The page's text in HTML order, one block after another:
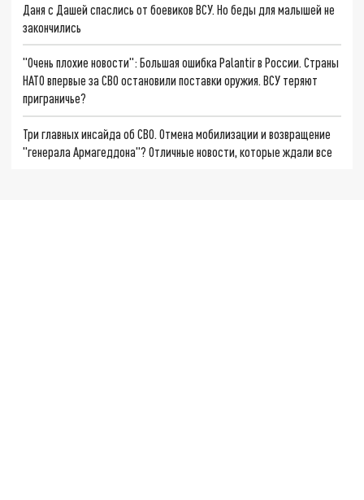
Даня с Дашей спаслись от боевиков ВСУ. Но беды для малышей не
закончились
"Очень плохие новости": Большая ошибка Palantir в России. Страны
НАТО впервые за СВО остановили поставки оружия. ВСУ теряют
приграничье?
Три главных инсайда об СВО. Отмена мобилизации и возвращение
"генерала Армагеддона"? Отличные новости, которые ждали все